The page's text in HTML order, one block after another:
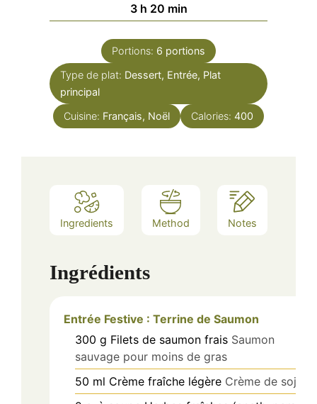
3heures
h 20minutes
min
Portions: 6 portions
Type de plat: Dessert, Entrée, Plat
principal
Cuisine: Français, Noël Calories: 400
Ingredients Method Notes
Ingrédients
Entrée Festive : Terrine de Saumon
300 g Filets de saumon frais Saumon
sauvage pour moins de gras
50 ml Crème fraîche légère Crème de soja